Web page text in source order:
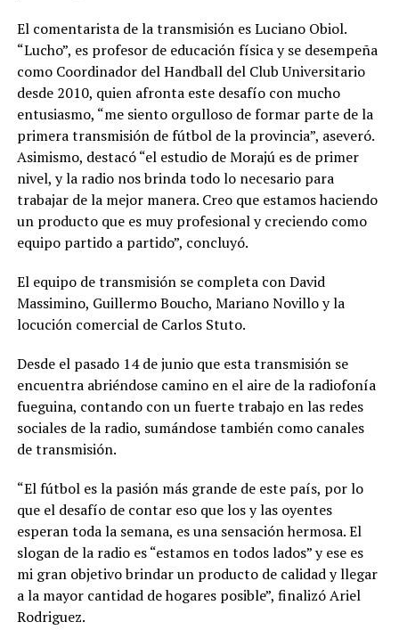
El comentarista de la transmisión es Luciano Obiol.
“Lucho”, es profesor de educación física y se desempeña
como Coordinador del Handball del Club Universitario
desde 2010, quien afronta este desafío con mucho
entusiasmo, “me siento orgulloso de formar parte de la
primera transmisión de fútbol de la provincia”, aseveró.
Asimismo, destacó “el estudio de Morajú es de primer
nivel, y la radio nos brinda todo lo necesario para
trabajar de la mejor manera. Creo que estamos haciendo
un producto que es muy profesional y creciendo como
equipo partido a partido”, concluyó.
El equipo de transmisión se completa con David
Massimino, Guillermo Boucho, Mariano Novillo y la
locución comercial de Carlos Stuto.
Desde el pasado 14 de junio que esta transmisión se
encuentra abriéndose camino en el aire de la radiofonía
fueguina, contando con un fuerte trabajo en las redes
sociales de la radio, sumándose también como canales
de transmisión.
“El fútbol es la pasión más grande de este país, por lo
que el desafío de contar eso que los y las oyentes
esperan toda la semana, es una sensación hermosa. El
slogan de la radio es “estamos en todos lados” y ese es
mi gran objetivo brindar un producto de calidad y llegar
a la mayor cantidad de hogares posible”, finalizó Ariel
Rodriguez.